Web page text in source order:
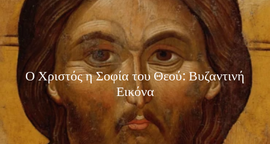
Ο Χριστός η Σοφία του Θεού: Βυζαντινή
Εικόνα